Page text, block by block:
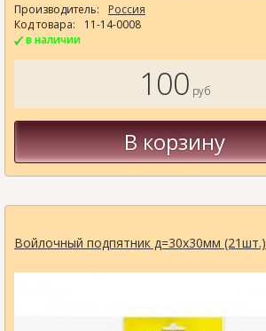
Производитель:
Россия
Код товара:
11-14-0008
в наличии
100 руб
В корзину
Войлочный подпятник д=30х30мм (21шт.)